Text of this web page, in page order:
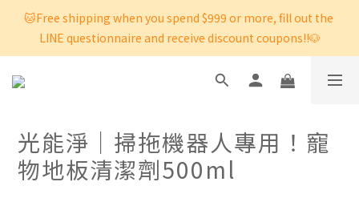
🐱Free shipping when you spend $999 or more, fill out the
LINE questionnaire and receive discount coupons!!🐶
光能淨｜掃拖機器人專用！寵
物地板清潔劑500ml